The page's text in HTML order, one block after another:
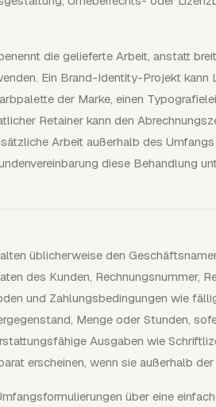
die gelieferte Arbeit, anstatt
Ein Brand-Identity-Projekt kann
der Marke, einen
Retainer kann den
Arbeit außerhalb des
diese Behandlung
üblicherweise den
des Kunden, Rechnungsnummer,
und Zahlungsbedingungen wie
Menge oder Stunden,
Ausgaben wie
erscheinen, wenn sie außerhalb
über eine